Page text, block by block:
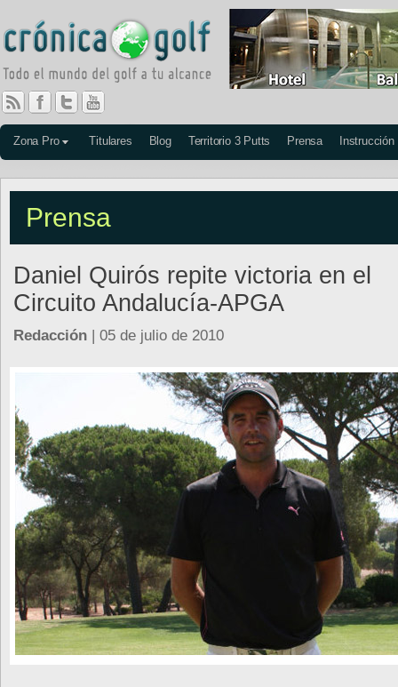
Zona Pro Titulares Blog Territorio 3 Putts Prensa Instrucción
Prensa
Daniel Quirós repite victoria en el
Circuito Andalucía-APGA
Redacción | 05 de julio de 2010